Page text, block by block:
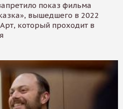
показ фильма
вышедшего в 2022
который проходит в